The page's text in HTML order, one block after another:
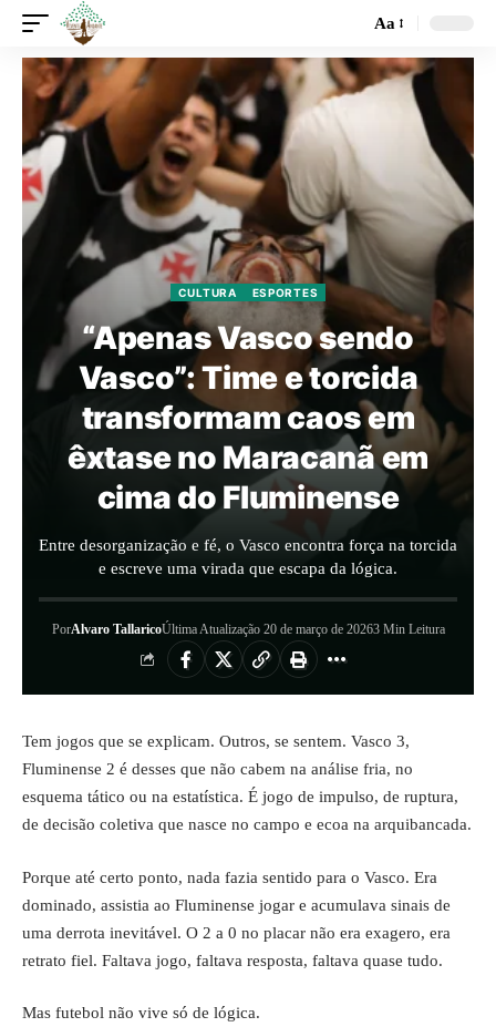
Aa
CULTURA ESPORTES
“Apenas Vasco sendo
Vasco”: Time e torcida
transformam caos em
êxtase no Maracanã em
cima do Fluminense
Entre desorganização e fé, o Vasco encontra força na torcida
e escreve uma virada que escapa da lógica.
PorAlvaro TallaricoÚltima Atualização 20 de março de 20263 Min Leitura
Tem jogos que se explicam. Outros, se sentem. Vasco 3,
Fluminense 2 é desses que não cabem na análise fria, no
esquema tático ou na estatística. É jogo de impulso, de ruptura,
de decisão coletiva que nasce no campo e ecoa na arquibancada.
Porque até certo ponto, nada fazia sentido para o Vasco. Era
dominado, assistia ao Fluminense jogar e acumulava sinais de
uma derrota inevitável. O 2 a 0 no placar não era exagero, era
retrato fiel. Faltava jogo, faltava resposta, faltava quase tudo.
Mas futebol não vive só de lógica.